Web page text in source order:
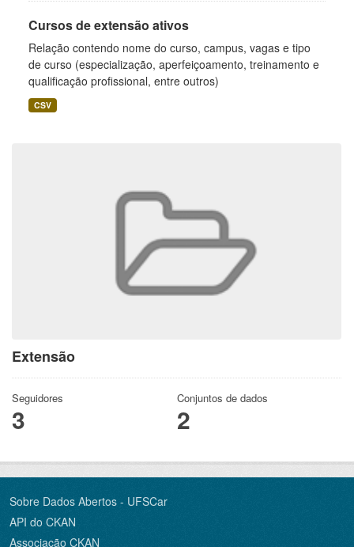
Extensão
Seguidores
3
Conjuntos de dados
2
Cursos de extensão ativos
Relação contendo nome do curso, campus, vagas e tipo
de curso (especialização, aperfeiçoamento, treinamento e
qualificação profissional, entre outros)
CSV
Sobre Dados Abertos - UFSCar
API do CKAN
Associação CKAN